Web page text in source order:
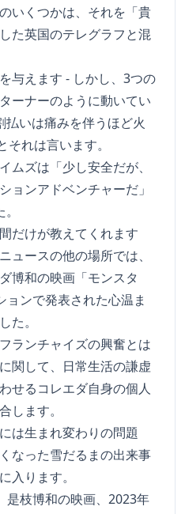
いくつかは、それを「貴
た英国のテレグラフと混
与えます - しかし、3つの
ーナーのように動いてい
払いは痛みを伴うほど火
れは言います。
ムズは「少し安全だが、
ョンアドベンチャーだ」
だけが教えてくれます
ュースの他の場所では、
博和の映画「モンスタ
ョンで発表された心温ま
た。
ランチャイズの興奮とは
関して、日常生活の謙虚
せるコレエダ自身の個人
します。
は生まれ変わりの問題
なった雪だるまの出来事
入ります。